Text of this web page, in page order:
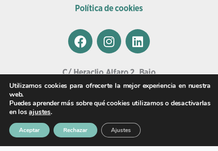
Política de cookies
F
a
e
b
o
k
I
n
t
a
r
a
m
L
i
k
e
i
C/ Heraclio Alfaro 2, Bajo
01002, Vitoria.
Email
veterinariasalburua@clinicaswecan.com
Teléfono
945 009 009
Utilizamos cookies para ofrecerte la mejor experiencia en nuestra
web.
Puedes aprender más sobre qué cookies utilizamos o desactivarlas
en losajustes.
Aceptar Rechazar Ajustes